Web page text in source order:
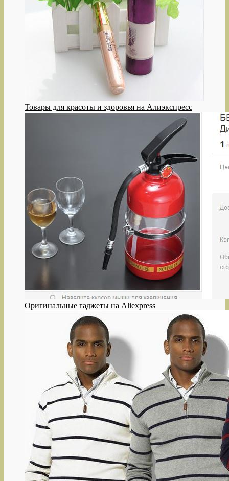
Товары для красоты и здоровья на Алиэкспресс
Оригинальные гаджеты на Aliexpress